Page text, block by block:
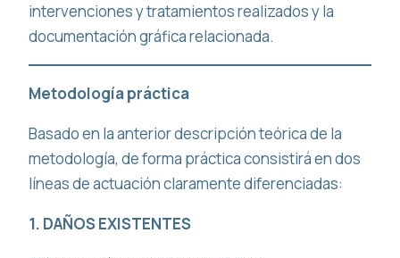
intervenciones y tratamientos realizados y la
documentación gráfica relacionada.
Metodología práctica
Basado en la anterior descripción teórica de la
metodología, de forma práctica consistirá en dos
líneas de actuación claramente diferenciadas:
1. DAÑOS EXISTENTES